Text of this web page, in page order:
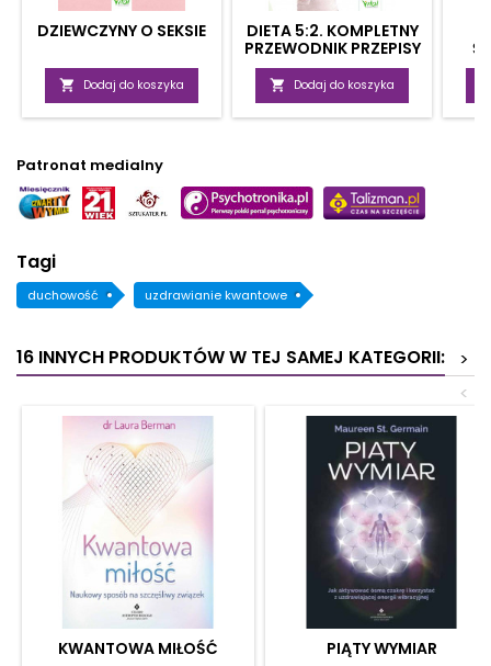
DZIEWCZYNY O SEKSIE
 Dodaj do koszyka
DIETA 5:2. KOMPLETNY
PRZEWODNIK PRZEPISY
KULINARNE,
OBIEKTYWNE OPINIE
 Dodaj do koszyka
Patronat medialny
Tagi
duchowość uzdrawianie kwantowe
16 INNYCH PRODUKTÓW W TEJ SAMEJ KATEGORII:
>
<
KWANTOWA MIŁOŚĆ PIĄTY WYMIAR